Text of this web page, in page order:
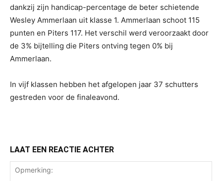
dankzij zijn handicap-percentage de beter schietende
Wesley Ammerlaan uit klasse 1. Ammerlaan schoot 115
punten en Piters 117. Het verschil werd veroorzaakt door
de 3% bijtelling die Piters ontving tegen 0% bij
Ammerlaan.
In vijf klassen hebben het afgelopen jaar 37 schutters
gestreden voor de finaleavond.
LAAT EEN REACTIE ACHTER